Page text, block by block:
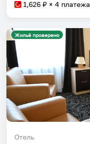
1,626 ₽ × 4 платежа
Жильё проверено
Отель